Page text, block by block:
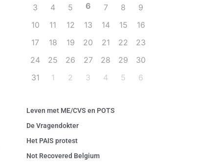
3
4 5 6 7 8
9
10
11 12 13 14 15
16
17
18 19 20 21 22
23
24
25 26 27 28 29
30
31
1 2 3 4 5 6
Leven met ME/CVS en POTS
De Vragendokter
Het PAIS protest
Not Recovered Belgium